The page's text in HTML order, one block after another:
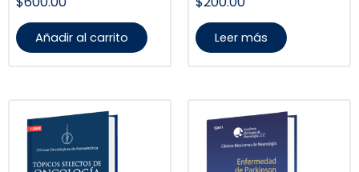
Añadir al carrito Leer más